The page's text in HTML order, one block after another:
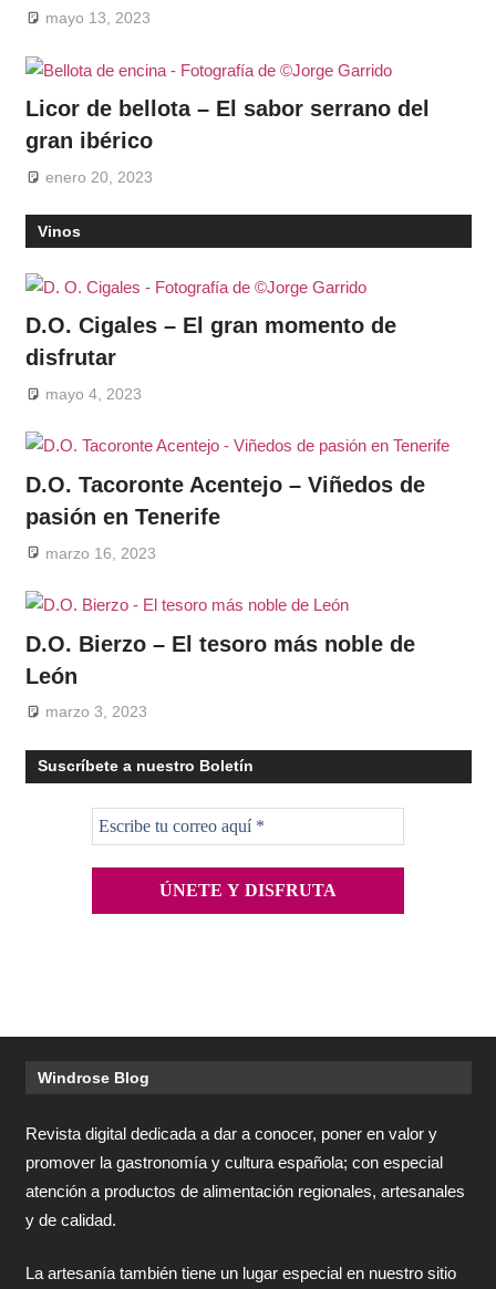
mayo 13, 2023
Licor de bellota – El sabor serrano del
gran ibérico
enero 20, 2023
Vinos
D.O. Cigales – El gran momento de
disfrutar
mayo 4, 2023
D.O. Tacoronte Acentejo – Viñedos de
pasión en Tenerife
marzo 16, 2023
D.O. Bierzo – El tesoro más noble de
León
marzo 3, 2023
Suscríbete a nuestro Boletín
Windrose Blog
Revista digital dedicada a dar a conocer, poner en valor y
promover la gastronomía y cultura española; con especial
atención a productos de alimentación regionales, artesanales
y de calidad.
La artesanía también tiene un lugar especial en nuestro sitio